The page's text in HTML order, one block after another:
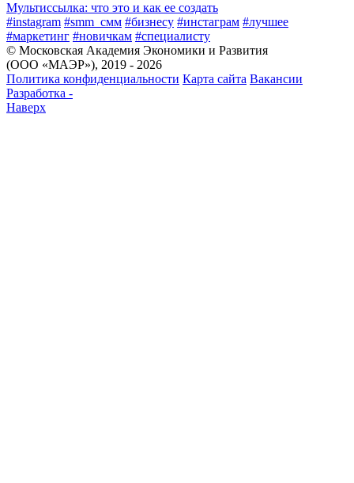
Мультиссылка: что это и как ее создать
#instagram #smm_смм #бизнесу #инстаграм #лучшее
#маркетинг #новичкам #специалисту
© Московская Академия Экономики и Развития
(ООО «МАЭР»), 2019 - 2026
Политика конфиденциальности Карта сайта Вакансии
Разработка -
Наверх